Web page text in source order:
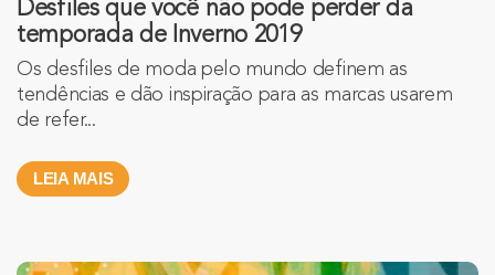
Desfiles que você não pode perder da
temporada de Inverno 2019
Os desfiles de moda pelo mundo definem as
tendências e dão inspiração para as marcas usarem
de refer...
LEIA MAIS